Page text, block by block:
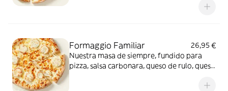
Formaggio Familiar
26,95 €
Nuestra masa de siempre, fundido para
pizza, salsa carbonara, queso de rulo, queso
cheddar, gouda, emmental , mozzarella y